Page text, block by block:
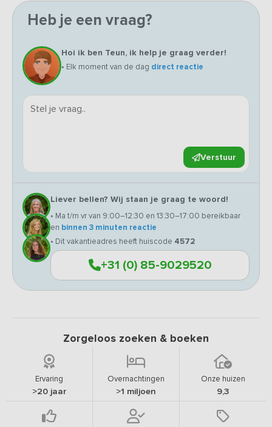
Heb je een vraag?
Hoi ik ben Teun, ik help je graag verder!
• Elk moment van de dag direct reactie
Verstuur
Liever bellen? Wij staan je graag te woord!
• Ma t/m vr van 9:00–12:30 en 13:30–17:00 bereikbaar
en binnen 3 minuten reactie
• Dit vakantieadres heeft huiscode 4572
+31 (0) 85-9029520
Zorgeloos zoeken & boeken
Ervaring
>20 jaar
Overnachtingen
>1 miljoen
Onze huizen
9,3